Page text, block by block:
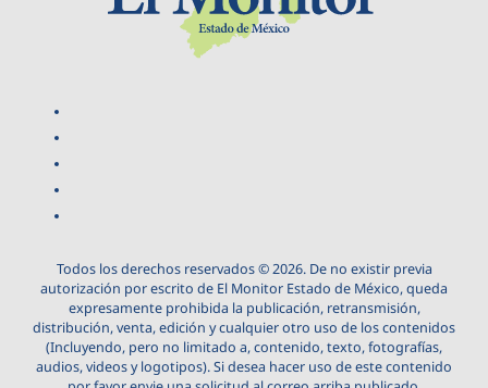
Todos los derechos reservados © 2026. De no existir previa
autorización por escrito de El Monitor Estado de México, queda
expresamente prohibida la publicación, retransmisión,
distribución, venta, edición y cualquier otro uso de los contenidos
(Incluyendo, pero no limitado a, contenido, texto, fotografías,
audios, videos y logotipos). Si desea hacer uso de este contenido